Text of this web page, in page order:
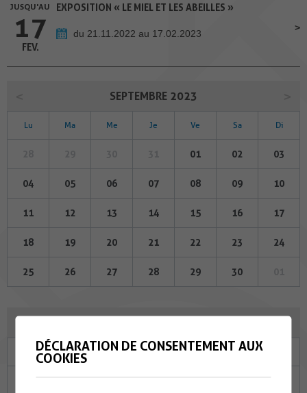
JUSQU'AU
17
FEV.
EXPOSITION « LE MIEL ET LES ABEILLES »
du 21.11.2022 au 17.02.2023
SEPTEMBRE 2023
Lu Ma Me Je Ve Sa Di
01 02 03
04 05 06 07 08 09 10
11 12 13 14 15 16 17
18 19 20 21 22 23 24
25 26 27 28 29 30
Ma Me Je Ve Sa
DÉCLARATION DE CONSENTEMENT AUX
COOKIES